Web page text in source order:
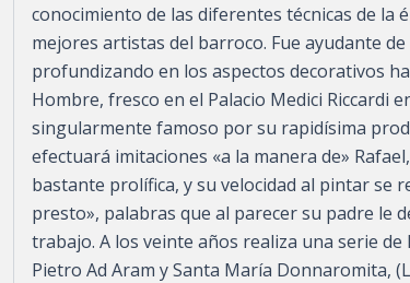
conocimiento de las diferentes técnicas de la
mejores artistas del barroco. Fue ayudante
profundizando en los aspectos decorativos
Hombre, fresco en el Palacio Medici Riccardi
singularmente famoso por su rapidísima
efectuará imitaciones «a la manera de»
bastante prolífica, y su velocidad al pintar se
presto», palabras que al parecer su padre le
trabajo. A los veinte años realiza una serie de
Pietro Ad Aram y Santa María Donnaromita,